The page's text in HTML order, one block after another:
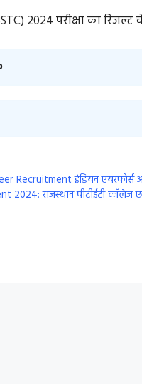
2024 परीक्षा का
Recruitment इंडियन एयरफोर्स
2024: राजस्थान पीटीईटी कॉलेज